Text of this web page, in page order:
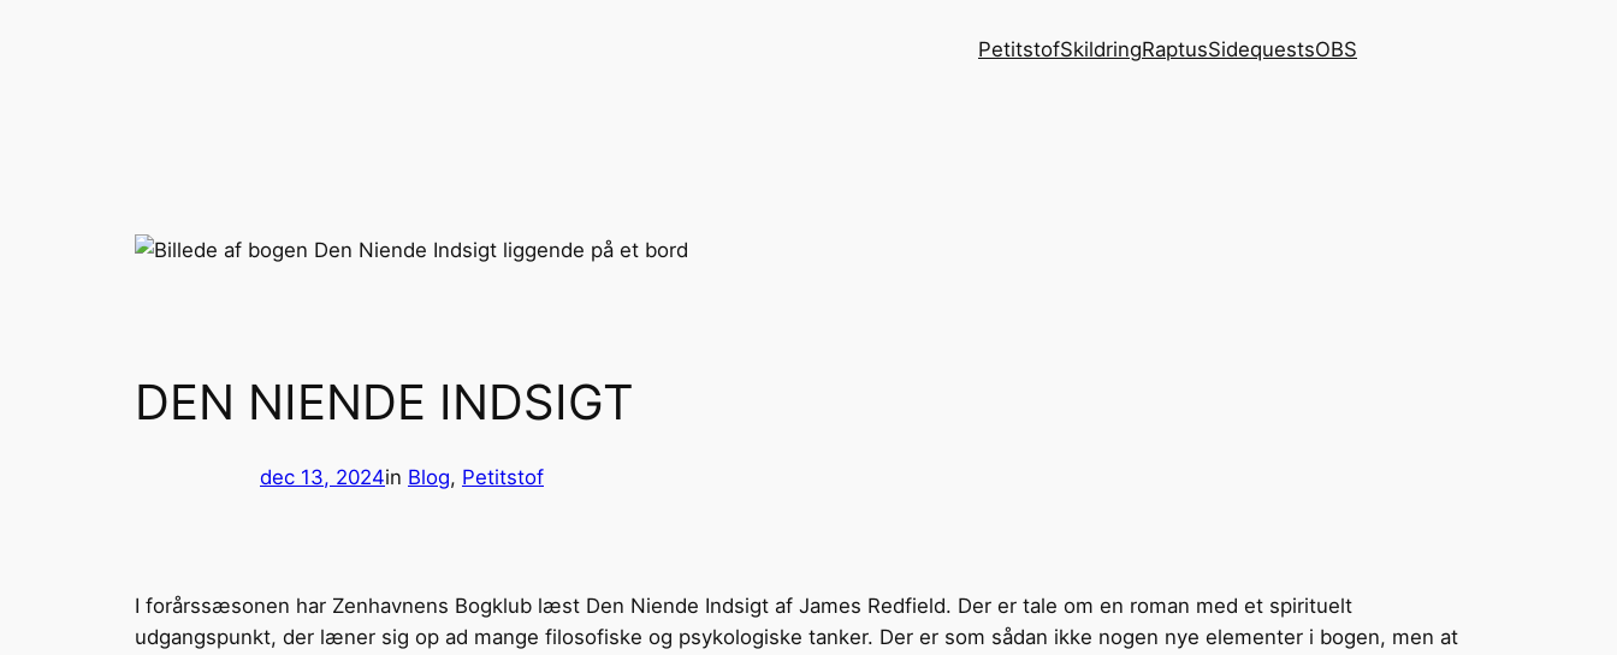
PetitstofSkildringRaptusSidequestsOBS
DEN NIENDE INDSIGT
dec 13, 2024in Blog, Petitstof
I forårssæsonen har Zenhavnens Bogklub læst Den Niende Indsigt af James Redfield. Der er tale om en roman med et spirituelt
udgangspunkt, der læner sig op ad mange filosofiske og psykologiske tanker. Der er som sådan ikke nogen nye elementer i bogen, men at